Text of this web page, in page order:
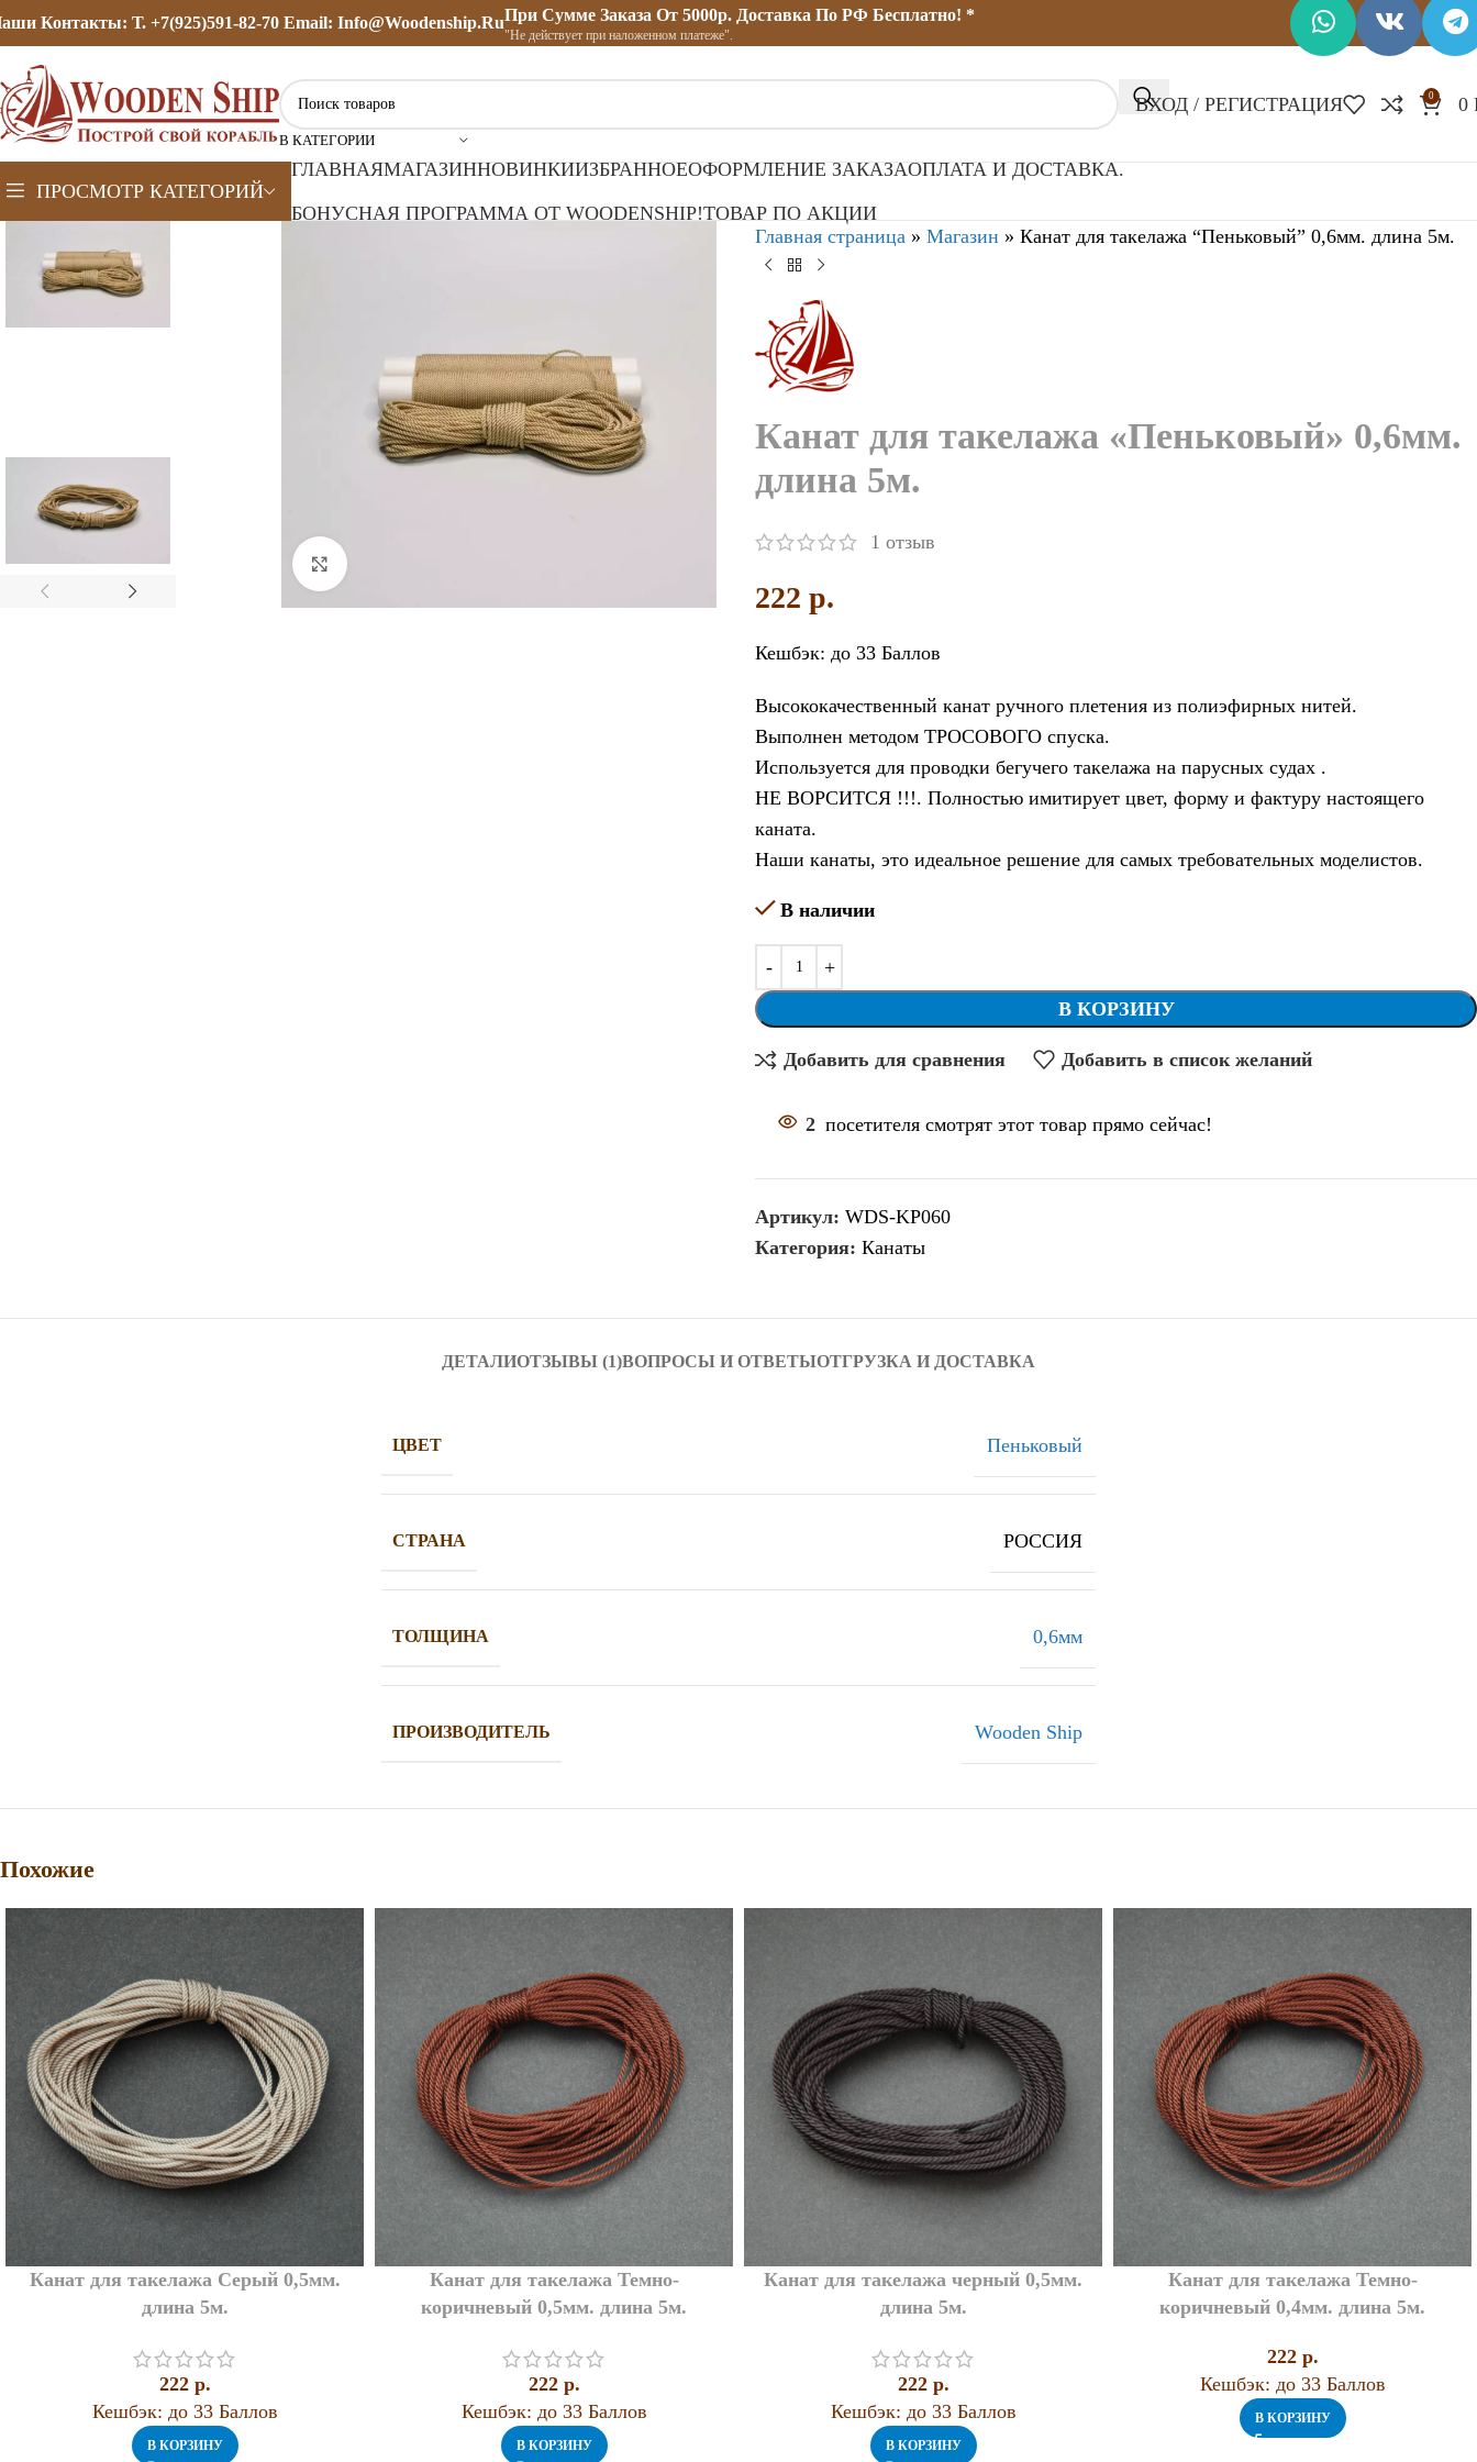
Контакты: Т. +7(925)591-82-70 Email: Info@woodenship.ruПри Сумме Заказа От 5000р. Доставка По РФ Бесплатно! *
"Не действует при наложенном платеже".
В КАТЕГОРИИ
ВХОД / РЕГИСТРАЦИЯ 0 0
ПРОСМОТР КАТЕГОРИЙ
ГЛАВНАЯМАГАЗИННОВИНКИИЗБРАННОЕОФОРМЛЕНИЕ ЗАКАЗАОПЛАТА И ДОСТАВКА.
БОНУСНАЯ ПРОГРАММА ОТ WOODENSHIP!ТОВАР ПО АКЦИИ
Главная страница » Магазин » Канат для такелажа “Пеньковый” 0,6мм. длина 5м.
Канат для такелажа «Пеньковый» 0,6мм.
длина 5м.
1 отзыв
222 p.
Кешбэк: до 33 Баллов
Высококачественный канат ручного плетения из полиэфирных нитей.
Выполнен методом ТРОСОВОГО спуска.
Используется для проводки бегучего такелажа на парусных судах .
НЕ ВОРСИТСЯ !!!. Полностью имитирует цвет, форму и фактуру настоящего
каната.
Наши канаты, это идеальное решение для самых требовательных моделистов.
В наличии
В КОРЗИНУ
Добавить для сравнения Добавить в список желаний
2 посетителя смотрят этот товар прямо сейчас!
Артикул: WDS-KP060
Категория: Канаты
ДЕТАЛИОТЗЫВЫ (1)ВОПРОСЫ И ОТВЕТЫОТГРУЗКА И ДОСТАВКА
ЦВЕТ Пеньковый
СТРАНА РОССИЯ
ТОЛЩИНА 0,6мм
ПРОИЗВОДИТЕЛЬ Wooden Ship
Похожие
Канат для такелажа Серый 0,5мм.
длина 5м.
222 p.
Кешбэк: до 33 Баллов
В КОРЗИНУ
Канат для такелажа Темно-
коричневый 0,5мм. длина 5м.
222 p.
Кешбэк: до 33 Баллов
В КОРЗИНУ
Канат для такелажа черный 0,5мм.
длина 5м.
222 p.
Кешбэк: до 33 Баллов
В КОРЗИНУ
Канат для такелажа Темно-
коричневый 0,4мм. длина 5м.
222 p.
Кешбэк: до 33 Баллов
В КОРЗИНУ